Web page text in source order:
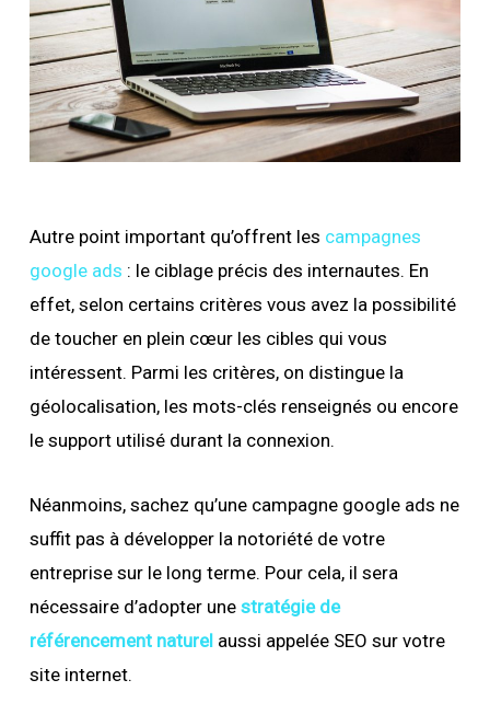
Autre point important qu’offrent les campagnes
google ads : le ciblage précis des internautes. En
effet, selon certains critères vous avez la possibilité
de toucher en plein cœur les cibles qui vous
intéressent. Parmi les critères, on distingue la
géolocalisation, les mots-clés renseignés ou encore
le support utilisé durant la connexion.
Néanmoins, sachez qu’une campagne google ads ne
suffit pas à développer la notoriété de votre
entreprise sur le long terme. Pour cela, il sera
nécessaire d’adopter une stratégie de
référencement naturel aussi appelée SEO sur votre
site internet.